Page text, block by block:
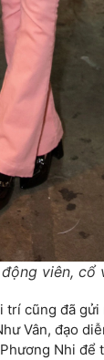
viên, cổ
cũng đã
Vân, đạo
Nhi để